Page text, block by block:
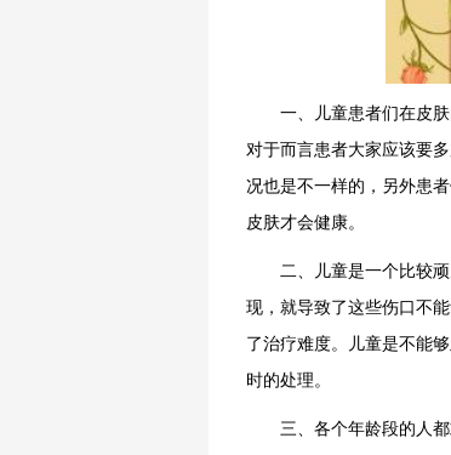
一、儿童患者们在皮肤
对于而言患者大家应该要
况也是不一样的，另外患
皮肤才会健康。
二、儿童是一个比较顽
现，就导致了这些伤口不
了治疗难度。儿童是不能
时的处理。
三、各个年龄段的人都